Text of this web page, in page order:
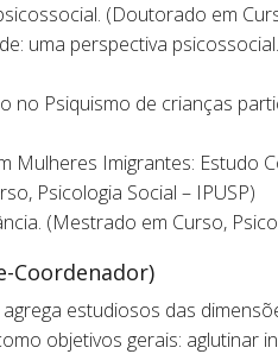
(Doutorado em
uma perspectiva
no Psiquismo de crianças
Mulheres Imigrantes: Estudo
Psicologia Social – IPUSP)
(Mestrado em Curso,
Coordenador)
estudiosos das
objetivos gerais: aglutinar